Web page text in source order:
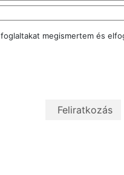
foglaltakat megismertem és